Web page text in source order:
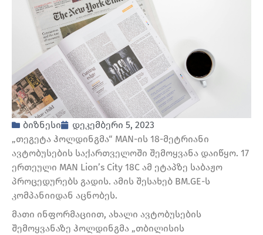
ბიზნესი
დეკემბერი 5, 2023
„თეგეტა ჰოლდინგმა“ MAN-ის 18-მეტრიანი
ავტობუსების საქართველოში შემოყვანა დაიწყო. 17
ერთეული MAN Lion’s City 18C ამ ეტაპზე საბაჟო
პროცედურებს გადის. ამის შესახებ BM.GE-ს
კომპანიიდან აცნობეს.
მათი ინფორმაციით, ახალი ავტობუსების
შემოყვანაზე ჰოლდინგმა „თბილისის